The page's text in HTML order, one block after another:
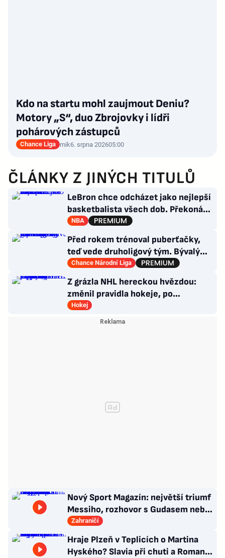
Kdo na startu mohl zaujmout Deniu?
Motory „S“, duo Zbrojovky i lídři
pohárových zástupců
Chance Liga mik6. srpna 202605:00
ČLÁNKY Z JINÝCH TITULŮ
LeBron chce odcházet jako nejlepší
basketbalista všech dob. Překoná
Jordana?
NBA
Před rokem trénoval puberťačky,
teď vede druholigový tým. Bývalý
reportér zažívá raketový vzestup
Chance Národní Liga
Z grázla NHL hereckou hvězdou:
změnil pravidla hokeje, po
Oppenheimerovi září v Odysseji
Hokej
Nový Sport Magazín: největší triumf
Messiho, rozhovor s Gudasem nebo
plakát Pogačara
Zahraničí
Hraje Plzeň v Teplicích o Martina
Hyského? Slavia při chuti a Roman